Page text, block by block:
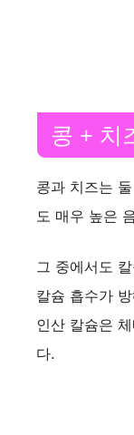
콩 + 치
콩과 치즈는
도 매우 높은
그 중에서도
칼슘 흡수가
인산 칼슘은
다.